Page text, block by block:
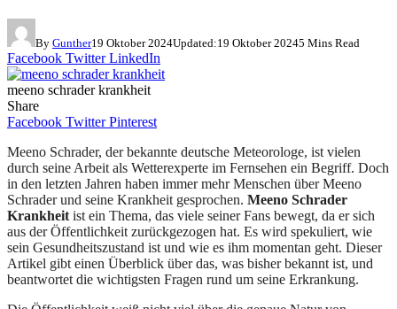
By Gunther19 Oktober 2024Updated:19 Oktober 20245 Mins Read
Facebook Twitter LinkedIn
meeno schrader krankheit
Share
Facebook Twitter Pinterest
Meeno Schrader, der bekannte deutsche Meteorologe, ist vielen
durch seine Arbeit als Wetterexperte im Fernsehen ein Begriff. Doch
in den letzten Jahren haben immer mehr Menschen über Meeno
Schrader und seine Krankheit gesprochen. Meeno Schrader
Krankheit ist ein Thema, das viele seiner Fans bewegt, da er sich
aus der Öffentlichkeit zurückgezogen hat. Es wird spekuliert, wie
sein Gesundheitszustand ist und wie es ihm momentan geht. Dieser
Artikel gibt einen Überblick über das, was bisher bekannt ist, und
beantwortet die wichtigsten Fragen rund um seine Erkrankung.